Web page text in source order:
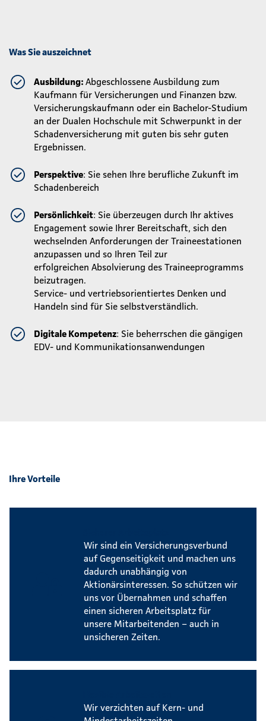
Was Sie auszeichnet
Ausbildung: Abgeschlossene Ausbildung zum
Kaufmann für Versicherungen und Finanzen bzw.
Versicherungskaufmann oder ein Bachelor-Studium
an der Dualen Hochschule mit Schwerpunkt in der
Schadenversicherung mit guten bis sehr guten
Ergebnissen.
Perspektive: Sie sehen Ihre berufliche Zukunft im
Schadenbereich
Persönlichkeit: Sie überzeugen durch Ihr aktives
Engagement sowie Ihrer Bereitschaft, sich den
wechselnden Anforderungen der Traineestationen
anzupassen und so Ihren Teil zur
erfolgreichen Absolvierung des Traineeprogramms
beizutragen.
Service- und vertriebsorientiertes Denken und
Handeln sind für Sie selbstverständlich.
Digitale Kompetenz: Sie beherrschen die gängigen
EDV- und Kommunikationsanwendungen
Ihre Vorteile
Wir sind ein Versicherungsverbund
auf Gegenseitigkeit und machen uns
dadurch unabhängig von
Aktionärsinteressen. So schützen wir
uns vor Übernahmen und schaffen
einen sicheren Arbeitsplatz für
unsere Mitarbeitenden – auch in
unsicheren Zeiten.
Wir verzichten auf Kern- und